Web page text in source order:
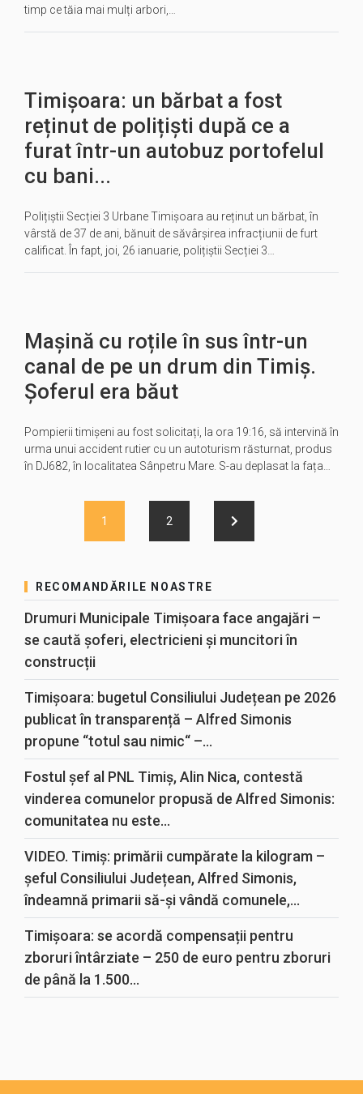
timp ce tăia mai mulți arbori,…
Timișoara: un bărbat a fost
reținut de polițiști după ce a
furat într-un autobuz portofelul
cu bani...
Polițiștii Secției 3 Urbane Timișoara au reținut un bărbat, în
vârstă de 37 de ani, bănuit de săvârșirea infracțiunii de furt
calificat. În fapt, joi, 26 ianuarie, polițiștii Secției 3…
Mașină cu roțile în sus într-un
canal de pe un drum din Timiș.
Șoferul era băut
Pompierii timișeni au fost solicitați, la ora 19:16, să intervină în
urma unui accident rutier cu un autoturism răsturnat, produs
în DJ682, în localitatea Sânpetru Mare. S-au deplasat la fața…
1 2
RECOMANDĂRILE NOASTRE
Drumuri Municipale Timișoara face angajări –
se caută șoferi, electricieni și muncitori în
construcții
Timișoara: bugetul Consiliului Județean pe 2026
publicat în transparență – Alfred Simonis
propune “totul sau nimic“ –...
Fostul șef al PNL Timiș, Alin Nica, contestă
vinderea comunelor propusă de Alfred Simonis:
comunitatea nu este...
VIDEO. Timiș: primării cumpărate la kilogram –
șeful Consiliului Județean, Alfred Simonis,
îndeamnă primarii să-și vândă comunele,...
Timișoara: se acordă compensații pentru
zboruri întârziate – 250 de euro pentru zboruri
de până la 1.500...